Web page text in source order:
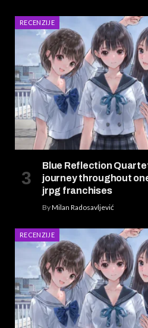
RECENZIJE
Blue Reflection
journey throughout
jrpg franchises
ByMilan Radosavljević
RECENZIJE